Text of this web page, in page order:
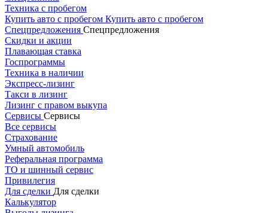
Техника с пробегом
Купить авто с пробегом Купить авто с пробегом
Спецпредложения Спецпредложения
Скидки и акции
Плавающая ставка
Госпрограммы
Техника в наличии
Экспресс-лизинг
Такси в лизинг
Лизинг с правом выкупа
Сервисы Сервисы
Все сервисы
Страхование
Умный автомобиль
Реферальная программа
ТО и шинный сервис
Привилегия
Для сделки Для сделки
Калькулятор